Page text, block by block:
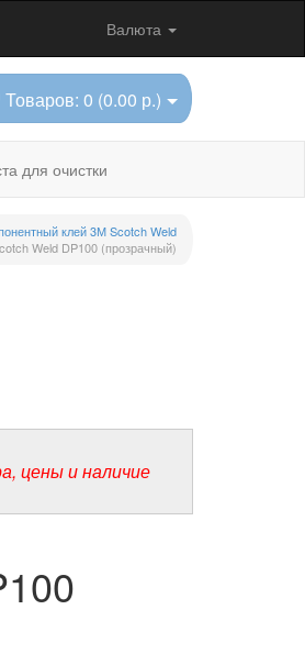
Валюта
Товаров: 0 (0.00 р.)
для очистки
клей 3М Scotch Weld
Weld DP100 (прозрачный)
цены и наличие